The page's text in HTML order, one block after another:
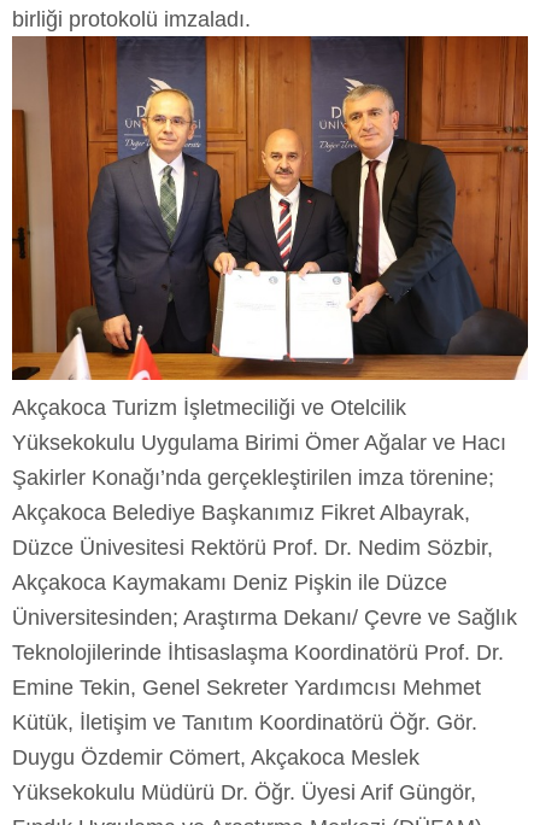
birliği protokolü imzaladı.
Akçakoca Turizm İşletmeciliği ve Otelcilik
Yüksekokulu Uygulama Birimi Ömer Ağalar ve Hacı
Şakirler Konağı’nda gerçekleştirilen imza törenine;
Akçakoca Belediye Başkanımız Fikret Albayrak,
Düzce Ünivesitesi Rektörü Prof. Dr. Nedim Sözbir,
Akçakoca Kaymakamı Deniz Pişkin ile Düzce
Üniversitesinden; Araştırma Dekanı/ Çevre ve Sağlık
Teknolojilerinde İhtisaslaşma Koordinatörü Prof. Dr.
Emine Tekin, Genel Sekreter Yardımcısı Mehmet
Kütük, İletişim ve Tanıtım Koordinatörü Öğr. Gör.
Duygu Özdemir Cömert, Akçakoca Meslek
Yüksekokulu Müdürü Dr. Öğr. Üyesi Arif Güngör,